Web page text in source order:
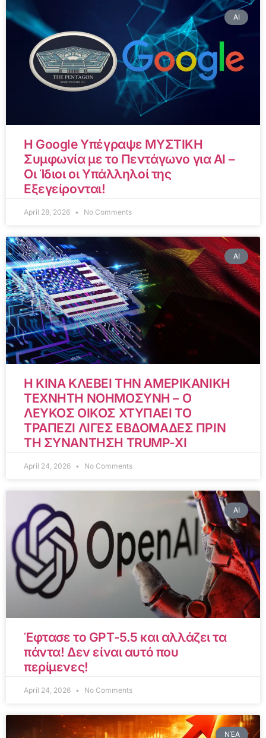
AI
Η Google Υπέγραψε ΜΥΣΤΙΚΗ
Συμφωνία με το Πεντάγωνο για AI –
Οι Ίδιοι οι Υπάλληλοί της
Εξεγείρονται!
April 28, 2026 No Comments
AI
Η ΚΙΝΑ ΚΛΕΒΕΙ ΤΗΝ ΑΜΕΡΙΚΑΝΙΚΗ
ΤΕΧΝΗΤΗ ΝΟΗΜΟΣΥΝΗ – Ο
ΛΕΥΚΟΣ ΟΙΚΟΣ ΧΤΥΠΑΕΙ ΤΟ
ΤΡΑΠΕΖΙ ΛΙΓΕΣ ΕΒΔΟΜΑΔΕΣ ΠΡΙΝ
ΤΗ ΣΥΝΑΝΤΗΣΗ TRUMP-XI
April 24, 2026 No Comments
AI
Έφτασε το GPT-5.5 και αλλάζει τα
πάντα! Δεν είναι αυτό που
περίμενες!
April 24, 2026 No Comments
ΝΈΑ